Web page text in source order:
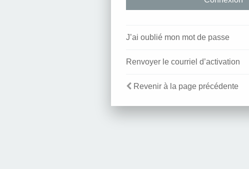
J’ai oublié mon mot de passe
Renvoyer le courriel d’activation
Revenir à la page précédente